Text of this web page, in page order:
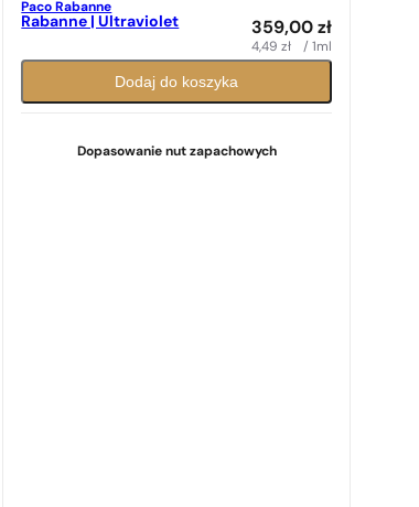
Paco Rabanne
Rabanne | Ultraviolet 359,00 zł
4,49 zł / 1ml
Dodaj do koszyka
Dopasowanie nut zapachowych